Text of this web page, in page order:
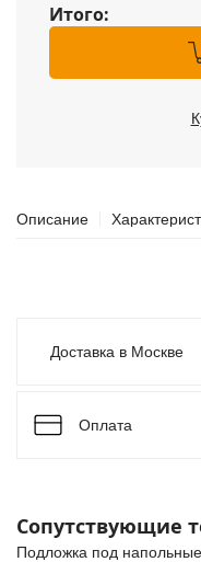
Итого:
Описание
Доставка в Москве
Оплата
Сопутствующие
Подложка под